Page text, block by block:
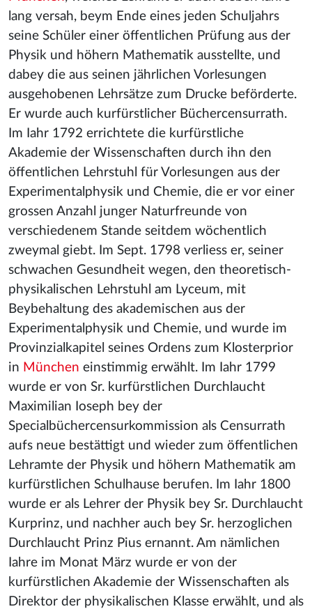
lang versah, beym Ende eines jeden Schuljahrs
seine Schüler einer öffentlichen Prüfung aus der
Physik und höhern Mathematik ausstellte, und
dabey die aus seinen jährlichen Vorlesungen
ausgehobenen Lehrsätze zum Drucke beförderte.
Er wurde auch kurfürstlicher Büchercensurrath.
Im Iahr 1792 errichtete die kurfürstliche
Akademie der Wissenschaften durch ihn den
öffentlichen Lehrstuhl für Vorlesungen aus der
Experimentalphysik und Chemie, die er vor einer
grossen Anzahl junger Naturfreunde von
verschiedenem Stande seitdem wöchentlich
zweymal giebt. Im Sept. 1798 verliess er, seiner
schwachen Gesundheit wegen, den theoretisch-
physikalischen Lehrstuhl am Lyceum, mit
Beybehaltung des akademischen aus der
Experimentalphysik und Chemie, und wurde im
Provinzialkapitel seines Ordens zum Klosterprior
in München einstimmig erwählt. Im Iahr 1799
wurde er von Sr. kurfürstlichen Durchlaucht
Maximilian Ioseph bey der
Specialbüchercensurkommission als Censurrath
aufs neue bestättigt und wieder zum öffentlichen
Lehramte der Physik und höhern Mathematik am
kurfürstlichen Schulhause berufen. Im Iahr 1800
wurde er als Lehrer der Physik bey Sr. Durchlaucht
Kurprinz, und nachher auch bey Sr. herzoglichen
Durchlaucht Prinz Pius ernannt. Am nämlichen
Iahre im Monat März wurde er von der
kurfürstlichen Akademie der Wissenschaften als
Direktor der physikalischen Klasse erwählt, und als